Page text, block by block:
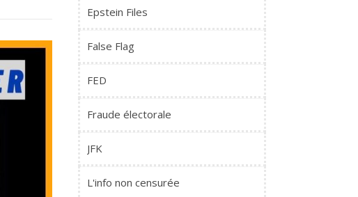
Epstein Files
False Flag
FED
Fraude électorale
JFK
L'info non censurée